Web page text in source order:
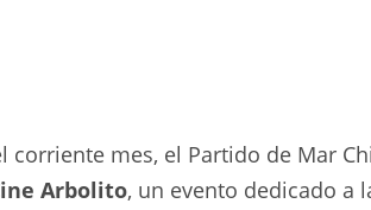
corriente mes, el Partido de Mar
Arbolito, un evento dedicado a